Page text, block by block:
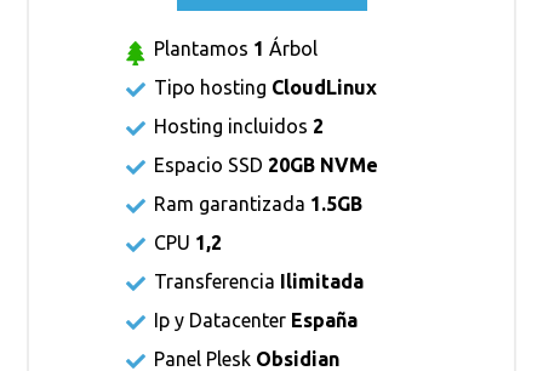
Plantamos 1 Árbol
Tipo hosting CloudLinux
Hosting incluidos 2
Espacio SSD 20GB NVMe
Ram garantizada 1.5GB
CPU 1,2
Transferencia Ilimitada
Ip y Datacenter España
Panel Plesk Obsidian